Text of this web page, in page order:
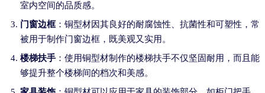
室内空间的品质感。
门窗边框：铜型材因其良好的耐腐蚀性、抗菌性和可塑性，常
被用于制作门窗边框，既美观又实用。
楼梯扶手 ：使用铜型材制作的楼梯扶手不仅坚固耐用，而且能
够提升整个楼梯间的档次和美感。